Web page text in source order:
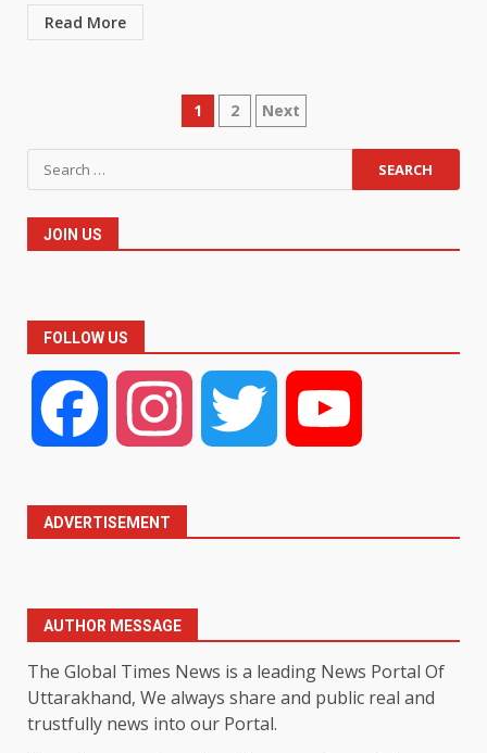
Read More
Posts
pagination
1 2 Next
Search
for:
JOIN US
FOLLOW US
Facebook Instagram Twitter
ADVERTISEMENT
AUTHOR MESSAGE
The Global Times News is a leading News Portal Of
Uttarakhand, We always share and public real and
trustfully news into our Portal.